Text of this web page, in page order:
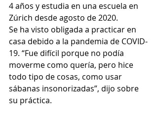
4 años y estudia en una escuela en
Zúrich desde agosto de 2020.
Se ha visto obligada a practicar en
casa debido a la pandemia de COVID-
19. “Fue difícil porque no podía
moverme como quería, pero hice
todo tipo de cosas, como usar
sábanas insonorizadas”, dijo sobre
su práctica.